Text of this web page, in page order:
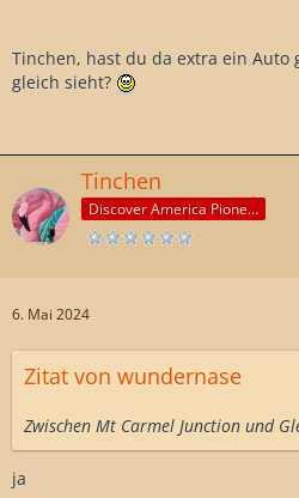
Tinchen, hast du da extra ein Auto
gleich sieht?
Tinchen
Discover America Pioneer
6. Mai 2024
Zitat von wundernase
Zwischen Mt Carmel Junction und
ja